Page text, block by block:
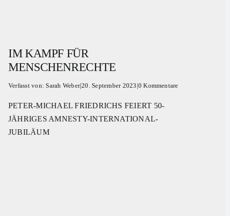
IM KAMPF FÜR
MENSCHENRECHTE
Verfasst von:Sarah Weber|20. September 2023 |0 Kommentare
PETER-MICHAEL FRIEDRICHS FEIERT 50-
JÄHRIGES AMNESTY-INTERNATIONAL-
JUBILÄUM